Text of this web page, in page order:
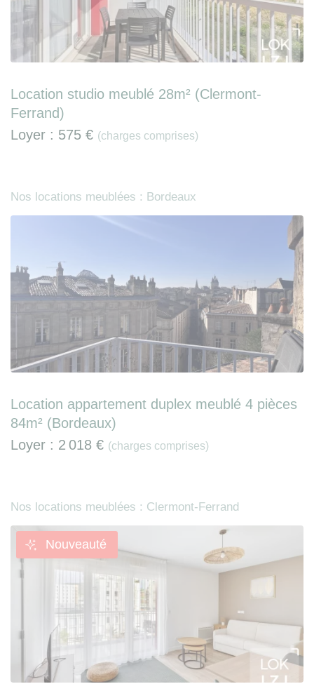
Location studio meublé 28m² (Clermont-
Ferrand)
Loyer : 575 € (charges comprises)
Nos locations meublées : Bordeaux
Location appartement duplex meublé 4 pièces
84m² (Bordeaux)
Loyer : 2 018 € (charges comprises)
Nos locations meublées : Clermont-Ferrand
Nouveauté